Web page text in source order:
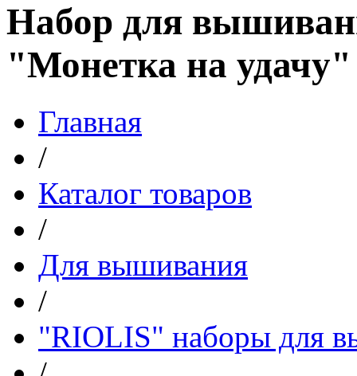
Набор для
"Монетка на удачу"
Главная
/
Каталог товаров
/
Для вышивания
/
"RIOLIS" наборы для